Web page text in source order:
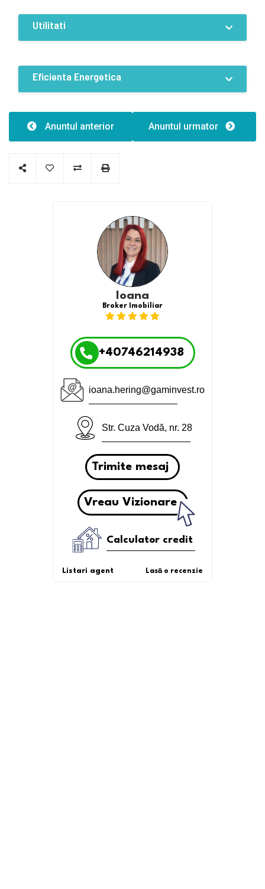
Utilitati
Eficienta Energetica
Eficiență energetică:C
Anuntul anterior Anuntul urmator
Ioana
Broker Imobiliar
+40746214938
ioana.hering@gaminvest.ro
Str. Cuza Vodă, nr. 28
Trimite mesaj
Vreau Vizionare
Calculator credit
Listari agent Lasă o recenzie